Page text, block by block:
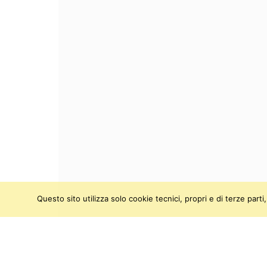
Questo sito utilizza solo cookie tecnici, propri e di terze